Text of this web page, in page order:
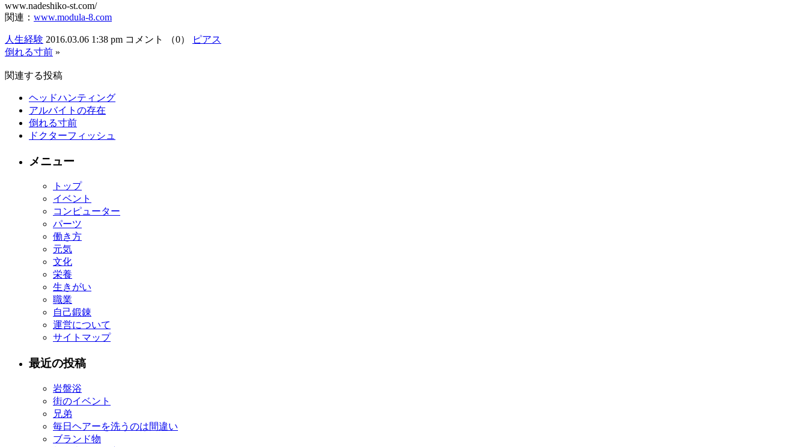
www.nadeshiko-st.com/
関連： www.modula-8.com
人生経験 2016.03.06 1:38 pm コメント （0）
ピアス
倒れる寸前 »
関連する投稿
ヘッドハンティング
アルバイトの存在
倒れる寸前
ドクターフィッシュ
メニュー
トップ
イベント
コンピューター
パーツ
働き方
元気
文化
栄養
生きがい
職業
自己鍛錬
運営について
サイトマップ
最近の投稿
岩盤浴
街のイベント
兄弟
毎日ヘアーを洗うのは間違い
ブランド物